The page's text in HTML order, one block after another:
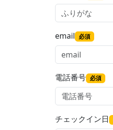
email 必須
電話番号 必須
チェックイン日